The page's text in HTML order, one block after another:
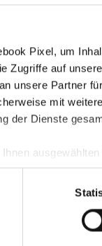
Pixel, um
Zugriffe auf
unsere Partner
mit
der Dienste
Eine Erklärung
(see the